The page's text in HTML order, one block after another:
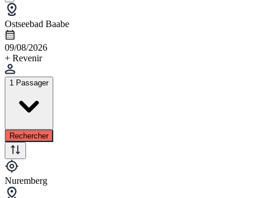
Ostseebad Baabe
09/08/2026
+ Revenir
1 Passager
Rechercher
Nuremberg